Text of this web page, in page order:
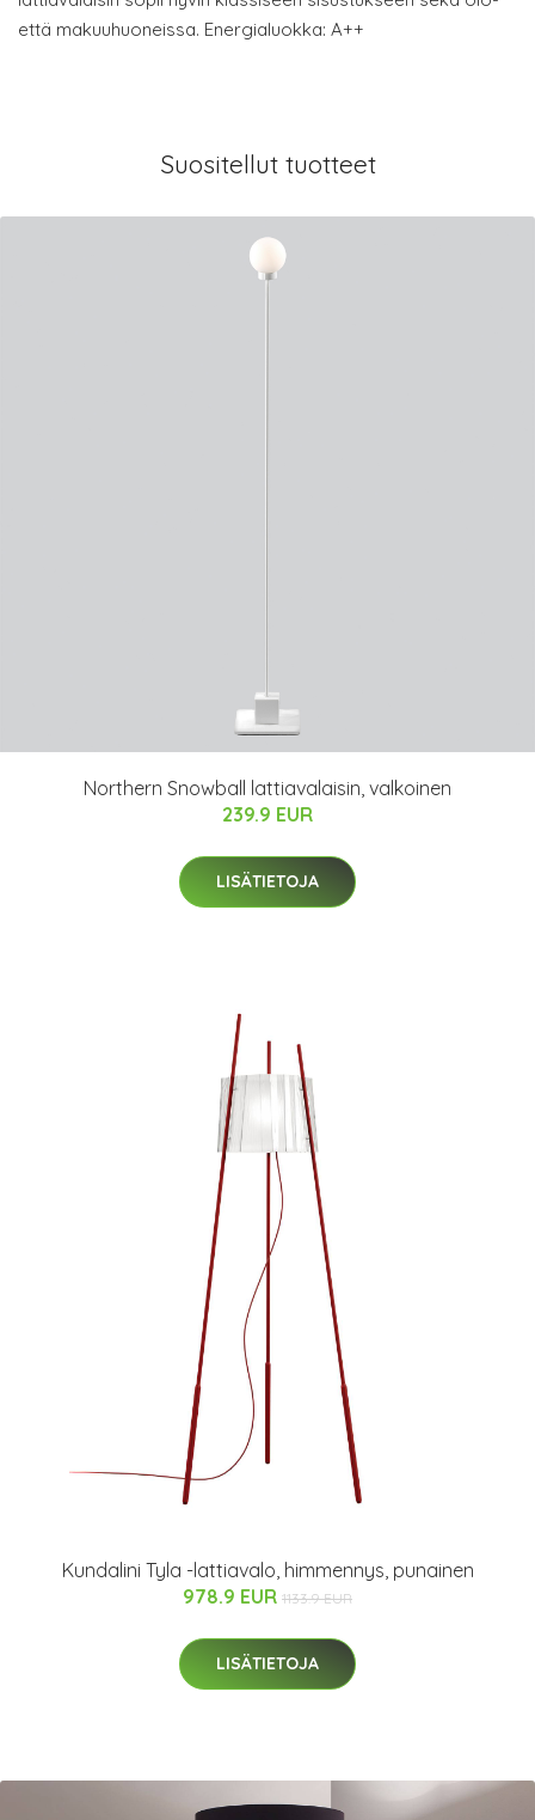
että makuuhuoneissa. Energialuokka: A++
Suositellut tuotteet
Northern Snowball lattiavalaisin, valkoinen
239.9 EUR
LISÄTIETOJA
Kundalini Tyla -lattiavalo, himmennys, punainen
978.9 EUR 1133.9 EUR
LISÄTIETOJA